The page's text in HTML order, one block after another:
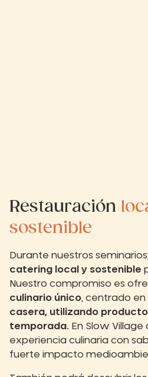
Restauración
sostenible
Durante nuestros
catering local y sostenible
Nuestro compromiso es
culinario único, centrado en
casera, utilizando
temporada. En Slow
experiencia culinaria con
fuerte impacto